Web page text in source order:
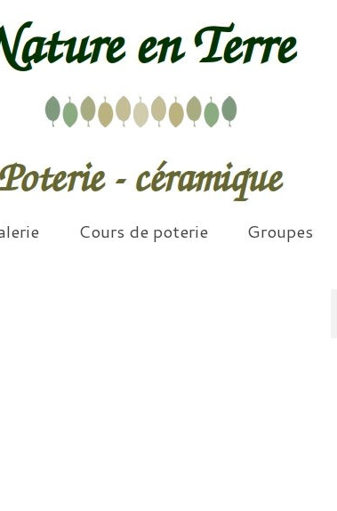
Cours de poterie Groupes